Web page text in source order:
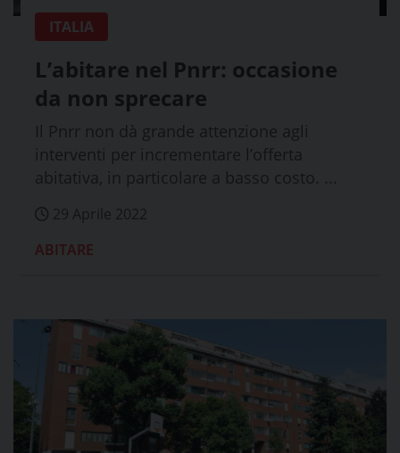
ITALIA
L’abitare nel Pnrr: occasione
da non sprecare
Il Pnrr non dà grande attenzione agli
interventi per incrementare l’offerta
abitativa, in particolare a basso costo. ...
29 Aprile 2022
ABITARE